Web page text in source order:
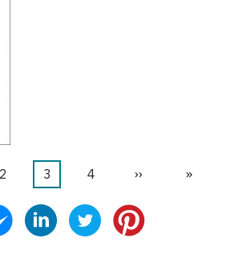
ገጽ
2
Current
3 ገጽ
4
Next
››
Last
»